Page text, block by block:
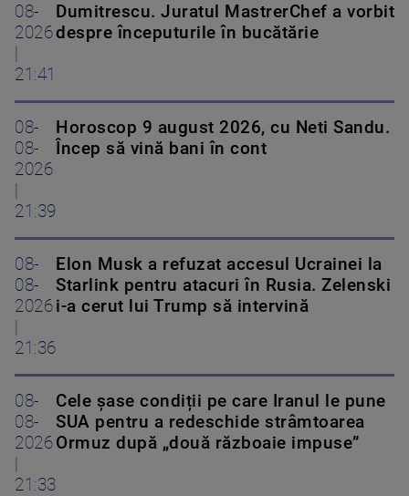
08-
2026
|
21:41
Dumitrescu. Juratul MastrerChef a vorbit
despre începuturile în bucătărie
08-
08-
2026
|
21:39
Horoscop 9 august 2026, cu Neti Sandu.
Încep să vină bani în cont
08-
08-
2026
|
21:36
Elon Musk a refuzat accesul Ucrainei la
Starlink pentru atacuri în Rusia. Zelenski
i-a cerut lui Trump să intervină
08-
08-
2026
|
21:33
Cele șase condiții pe care Iranul le pune
SUA pentru a redeschide strâmtoarea
Ormuz după „două războaie impuse”